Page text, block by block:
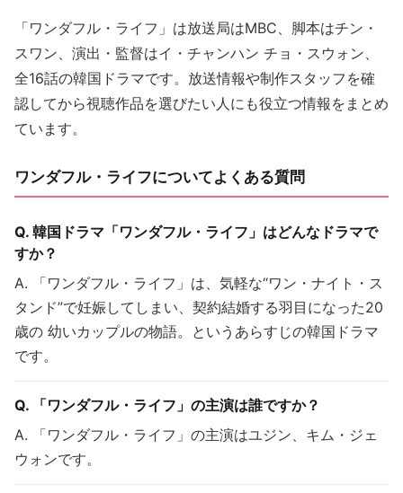
「ワンダフル・ライフ」は放送局はMBC、脚本はチン・
スワン、演出・監督はイ・チャンハン チョ・スウォン、
全16話の韓国ドラマです。放送情報や制作スタッフを確
認してから視聴作品を選びたい人にも役立つ情報をまとめ
ています。
ワンダフル・ライフについてよくある質問
Q. 韓国ドラマ「ワンダフル・ライフ」はどんなドラマで
すか？
A. 「ワンダフル・ライフ」は、気軽な“ワン・ナイト・ス
タンド”で妊娠してしまい、契約結婚する羽目になった20
歳の 幼いカップルの物語。というあらすじの韓国ドラマ
です。
Q. 「ワンダフル・ライフ」の主演は誰ですか？
A. 「ワンダフル・ライフ」の主演はユジン、キム・ジェ
ウォンです。